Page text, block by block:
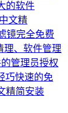
的软件
文精
镜完全免费
理、软件管理
管理员授权
巧快速的免
精简安装